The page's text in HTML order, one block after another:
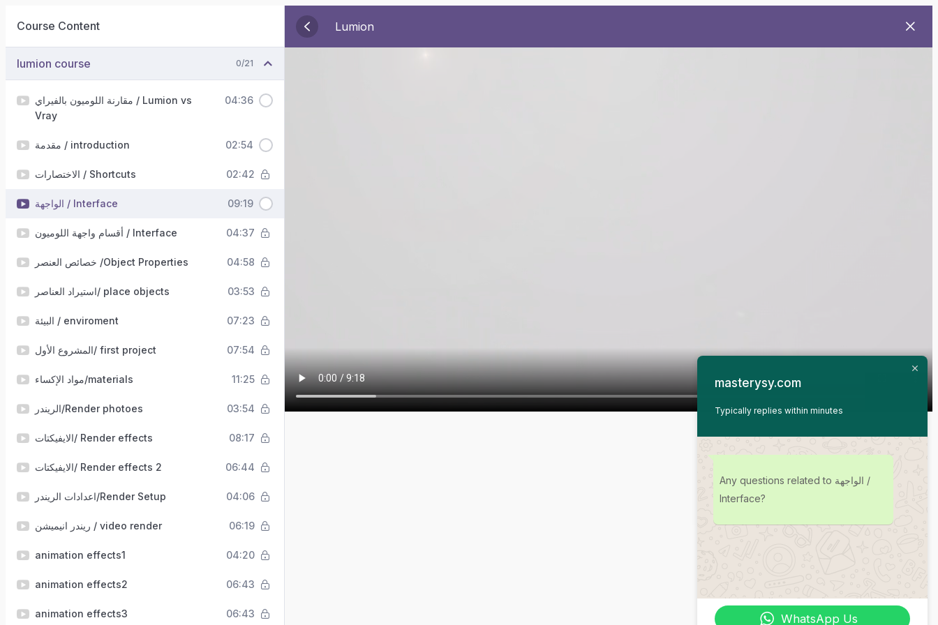
Course Content
lumion course 0/21
مقارنة اللوميون بالفيراي / Lumion vs
Vray
04:36
مقدمة / introduction 02:54
الاختصارات / Shortcuts 02:42
الواجهة / Interface 09:19
أقسام واجهة اللوميون / Interface 04:37
خصائص العنصر /Object Properties 04:58
استيراد العناصر/ place objects 03:53
البيئة / enviroment 07:23
المشروع الأول/ first project 07:54
مواد الإكساء/materials 11:25
الريندر/Render photoes 03:54
الايفيكتات/ Render effects 08:17
الايفيكتات/ Render effects 2 06:44
اعدادات الريندر/Render Setup 04:06
ريندر انيميشن / video render 06:19
animation effects1 04:20
animation effects2 06:43
animation effects3 06:43
Lumion
masterysy.com
Typically replies within minutes
Any questions related to الواجهة /
Interface?
WhatsApp Us